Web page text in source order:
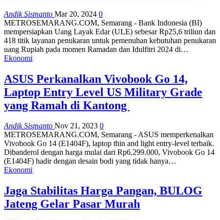
Andik Sismanto Mar 20, 2024 0
METROSEMARANG.COM, Semarang - Bank Indonesia (BI)
mempersiapkan Uang Layak Edar (ULE) sebesar Rp25,6 triliun dan
418 titik layanan penukaran untuk pemenuhan kebutuhan penukaran
uang Rupiah pada momen Ramadan dan Idulfitri 2024 di…
Ekonomi
ASUS Perkanalkan Vivobook Go 14,
Laptop Entry Level US Military Grade
yang Ramah di Kantong
Andik Sismanto Nov 21, 2023 0
METROSEMARANG.COM, Semarang - ASUS memperkenalkan
Vivobook Go 14 (E1404F), laptop thin and light entry-level terbaik.
Dibanderol dengan harga mulai dari Rp6.299.000, Vivobook Go 14
(E1404F) hadir dengan desain bodi yang tidak hanya…
Ekonomi
Jaga Stabilitas Harga Pangan, BULOG
Jateng Gelar Pasar Murah